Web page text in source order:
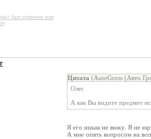
был изменен или
Цитата (AutoGross (Авто
Олег.
А как Вы видите предмет
Я его никак не вижу. Я не
А мне опять вопросом на